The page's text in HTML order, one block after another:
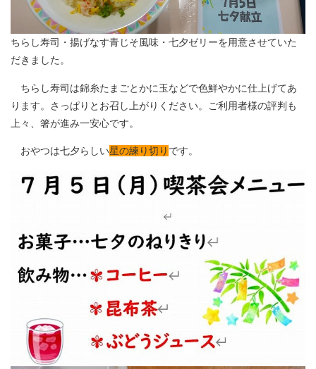
ちらし寿司・揚げなす青じそ風味・七夕ゼリーを用意させていた
だきました。
ちらし寿司は錦糸たまごとかに玉などで色鮮やかに仕上げてあ
ります。さっぱりとお召し上がりください。ご利用者様の評判も
上々、箸が進み一安心です。
おやつは七夕らしい星の練り切り です。